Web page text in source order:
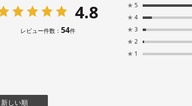
4.8
レビュー件数： 54件
★ 5
★ 4
★ 3
★ 2
★ 1
しい順